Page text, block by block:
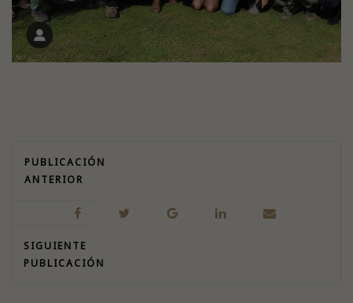
PUBLICACIÓN
ANTERIOR
SIGUIENTE
PUBLICACIÓN